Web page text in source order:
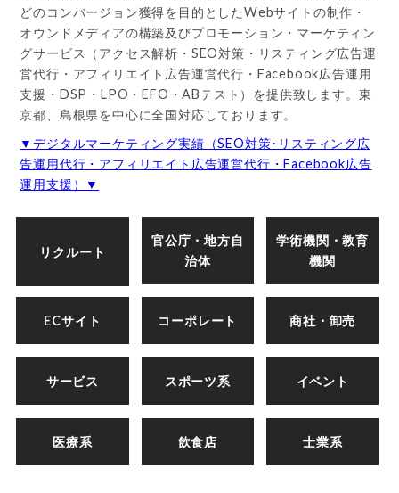
どのコンバージョン獲得を目的としたWebサイトの制作・
オウンドメディアの構築及びプロモーション・マーケティン
グサービス（アクセス解析・SEO対策・リスティング広告運
営代行・アフィリエイト広告運営代行・Facebook広告運用
支援・DSP・LPO・EFO・ABテスト）を提供致します。東
京都、島根県を中心に全国対応しております。
▼デジタルマーケティング実績（SEO対策･リスティング広
告運用代行・アフィリエイト広告運営代行・Facebook広告
運用支援）▼
リクルート
官公庁・地方自
治体
学術機関・教育
機関
ECサイト コーポレート 商社・卸売
サービス スポーツ系 イベント
医療系 飲食店 士業系